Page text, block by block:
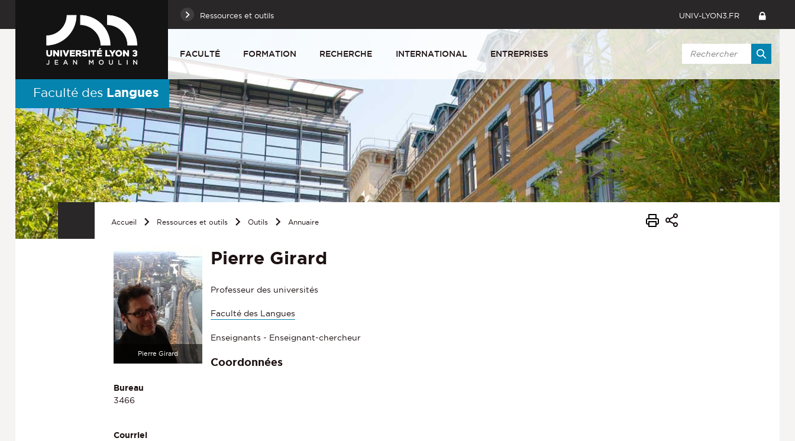
Ressources et outils UNIV-LYON3.FR
FACULTÉ FORMATION RECHERCHE INTERNATIONAL ENTREPRISES
Faculté des Langues
Accueil Ressources et outils Outils Annuaire
Pierre Girard
Pierre Girard
Professeur des universités
Faculté des Langues
Enseignants - Enseignant-chercheur
Coordonnées
Bureau
3466
Courriel